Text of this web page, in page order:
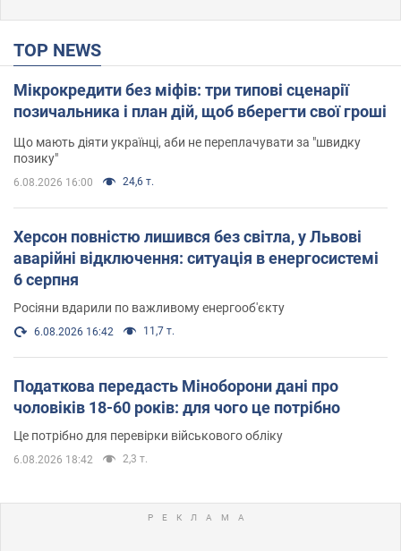
TOP NEWS
Мікрокредити без міфів: три типові сценарії
позичальника і план дій, щоб вберегти свої гроші
Що мають діяти українці, аби не переплачувати за "швидку
позику"
6.08.2026 16:00 24,6 т.
Херсон повністю лишився без світла, у Львові
аварійні відключення: ситуація в енергосистемі
6 серпня
Росіяни вдарили по важливому енергооб'єкту
6.08.2026 16:42 11,7 т.
Податкова передасть Міноборони дані про
чоловіків 18-60 років: для чого це потрібно
Це потрібно для перевірки військового обліку
6.08.2026 18:42 2,3 т.